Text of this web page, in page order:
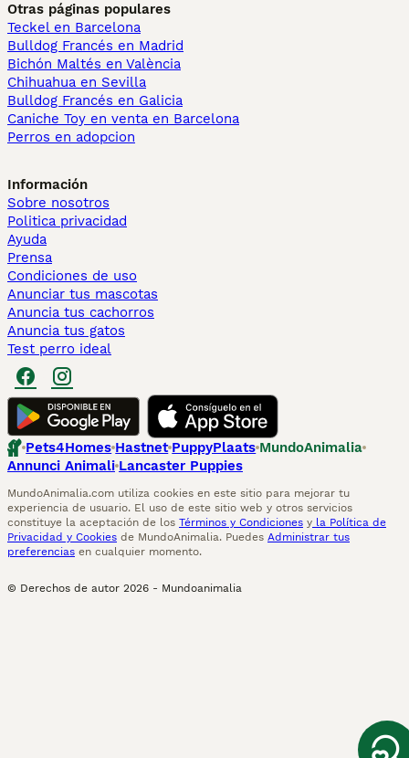
Otras páginas populares
Teckel en Barcelona
Bulldog Francés en Madrid
Bichón Maltés en València
Chihuahua en Sevilla
Bulldog Francés en Galicia
Caniche Toy en venta en Barcelona
Perros en adopcion
Información
Sobre nosotros
Politica privacidad
Ayuda
Prensa
Condiciones de uso
Anunciar tus mascotas
Anuncia tus cachorros
Anuncia tus gatos
Test perro ideal
Pets4Homes Hastnet PuppyPlaats MundoAnimalia
Annunci Animali Lancaster Puppies
MundoAnimalia.com utiliza cookies en este sitio para mejorar tu
experiencia de usuario. El uso de este sitio web y otros servicios
constituye la aceptación de los Términos y Condiciones y la Política de
Privacidad y Cookies de MundoAnimalia. Puedes Administrar tus
preferencias en cualquier momento.
© Derechos de autor 2026 - Mundoanimalia